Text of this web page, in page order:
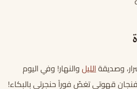
وصديقةالليلوالنهار! وفي اليوم
قهوتي تغصّ فوراً حنجرتي بالبكاء!